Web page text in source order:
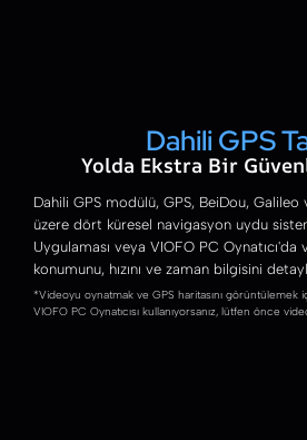
Dahili GPS
Yolda Ekstra Bir
Dahili GPS modülü, GPS, BeiDou, Galileo
üzere dört küresel navigasyon uydu
Uygulaması veya VIOFO PC Oynatıcı'da
konumunu, hızını ve zaman bilgisini
*Videoyu oynatmak ve GPS haritasını görüntülemek
VIOFO PC Oynatıcısı kullanıyorsanız, lütfen önce